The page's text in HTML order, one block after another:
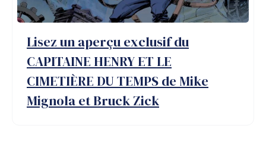
Lisez un aperçu exclusif du
CAPITAINE HENRY ET LE
CIMETIÈRE DU TEMPS de Mike
Mignola et Bruck Zick